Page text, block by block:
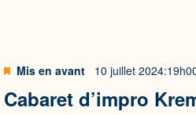
Cabaret d’impro
Mis en avant 10 juillet